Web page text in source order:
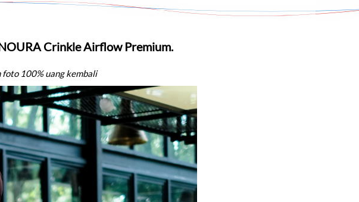
Crinkle Airflow Premium.
100% uang kembali